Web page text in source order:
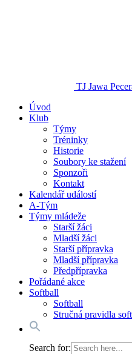
TJ Jawa
Úvod
Klub
Týmy
Tréninky
Historie
Soubory ke stažení
Sponzoři
Kontakt
Kalendář událostí
A-Tým
Týmy mládeže
Starší žáci
Mladší žáci
Starší přípravka
Mladší přípravka
Předpřípravka
Pořádané akce
Softball
Softball
Stručná pravidla
Search for: